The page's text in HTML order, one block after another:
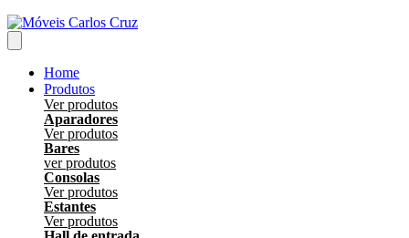
Home
Produtos
Ver produtos
Aparadores
Ver produtos
Bares
ver produtos
Consolas
Ver produtos
Estantes
Ver produtos